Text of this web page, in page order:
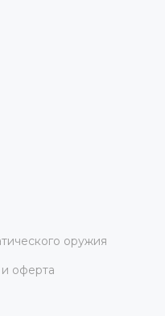
оружия
оферта